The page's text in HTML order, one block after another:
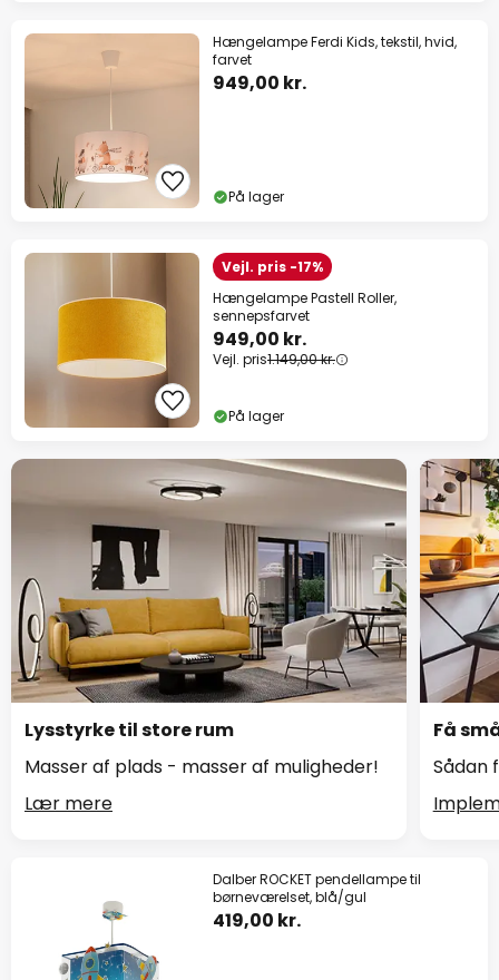
Hængelampe Ferdi Kids, tekstil, hvid,
farvet
949,00 kr.
På lager
Vejl. pris -17%
Hængelampe Pastell Roller,
sennepsfarvet
949,00 kr.
Vejl. pris1.149,00 kr.
På lager
Lysstyrke til store rum
Masser af plads - masser af muligheder!
Lær mere
Få
Sådan
Dalber ROCKET pendellampe til
børneværelset, blå/gul
419,00 kr.